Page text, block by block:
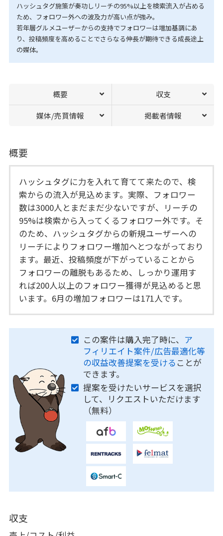
ハッシュタグ施策が奏功しリーチの95%以上を検索流入が占める
ため、フォロワー外への波及力が高い点が強み。
若年層グルメユーザーからの支持でフォロワーは増加基調にあ
り、投稿頻度を高めることでさらなる伸長が期待できる成長途上
の媒体。
概要 収支
媒体/売買情報 掲載者情報
概要
ハッシュタグに力を入れて育てて来たので、検
索からの流入が見込めます。実際、フォロワー
数は3000人とまだまだ少ないですが、リーチの
95%は検索から入ってくるフォロワー外です。そ
のため、ハッシュタグからの新規ユーザーへの
リーチによりフォロワー増加へとつながっており
ます。最近、投稿頻度が下がっていることから
フォロワーの離脱もあるため、しっかり運用す
れば200人以上のフォロワー獲得が見込めると思
います。6月の増加フォロワーは171人です。
この案件は購入完了時に、 ア
フィリエイト案件/広告最適化等
の収益改善提案を受ける ことが
できます。
提案を受けたいサービスを選択
して、リクエストいただけます
（無料）
収支